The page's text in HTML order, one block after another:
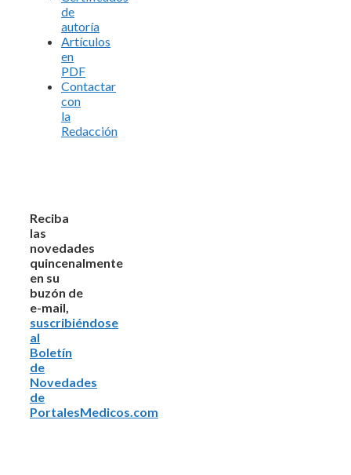
de
autoría
Artículos
en
PDF
Contactar
con
la
Redacción
Reciba
las
novedades
quincenalmente
en su
buzón de
e-mail,
suscribiéndose
al
Boletín
de
Novedades
de
PortalesMedicos.com